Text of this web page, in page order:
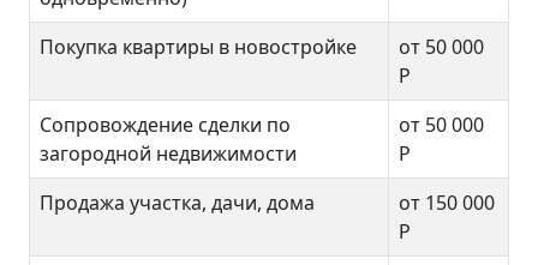
Покупка квартиры в новостройке
от 50 000
Р
Сопровождение сделки по
загородной недвижимости
от 50 000
Р
Продажа участка, дачи, дома
от 150 000
Р